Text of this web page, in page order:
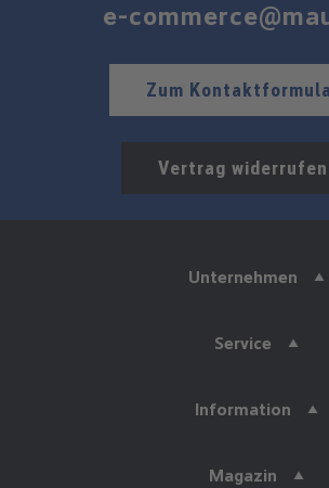
e-
Zum
Vertrag widerrufen
Unternehmen
Service
Information
Magazin